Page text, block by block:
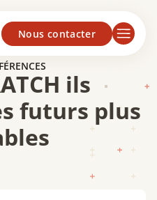
Nous contacter
ils
futurs plus